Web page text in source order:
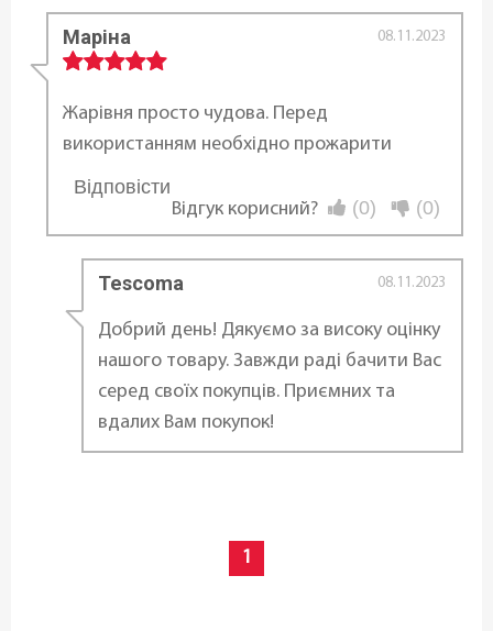
Форма:
Прямокутна
Антипригарне покриття:
Тип покриття:
Антипригарне покриття
Сумісність з джерелами тепла:
, Склокерамічні
Використання в духовці:
Так
Маріна 08.11.2023
Жарівня просто чудова. Перед
використанням необхідно прожарити
...Відповісти
Відгук корисний? (0) (0)
Tescoma 08.11.2023
Добрий день! Дякуємо за високу оцінку
нашого товару. Завжди раді бачити Вас
серед своїх покупців. Приємних та
вдалих Вам покупок!
1